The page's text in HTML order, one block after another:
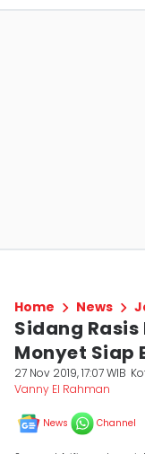
Home News
Sidang
Monyet Siap
27 Nov 2019, 17:07 WIB
Vanny El Rahman
News Channel